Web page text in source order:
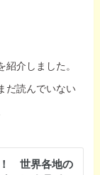
介しました。
だ読んでいない